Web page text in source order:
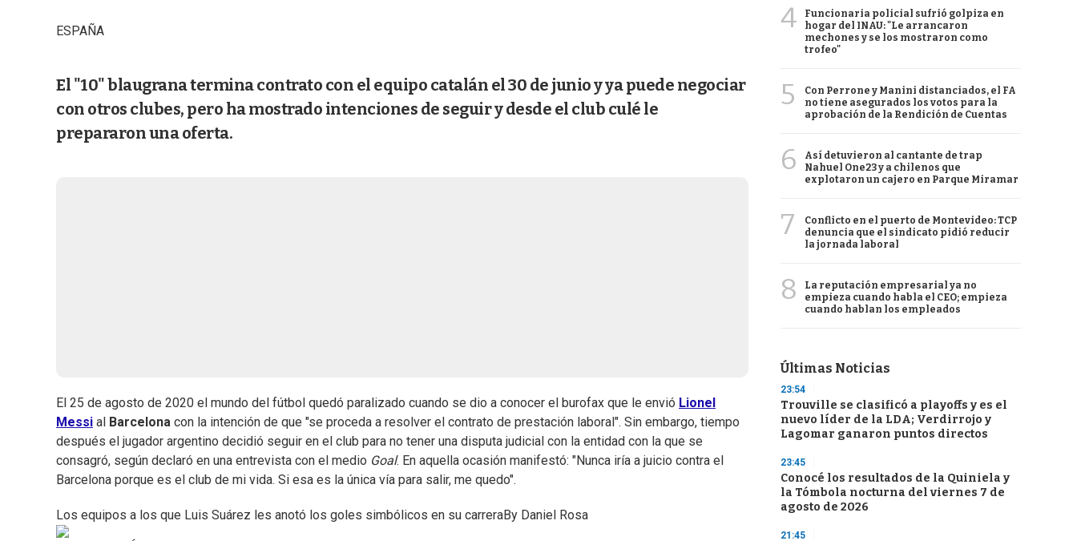
ESPAÑA
El "10" blaugrana termina contrato con el equipo catalán el 30 de junio y ya puede negociar
con otros clubes, pero ha mostrado intenciones de seguir y desde el club culé le
prepararon una oferta.
El 25 de agosto de 2020 el mundo del fútbol quedó paralizado cuando se dio a conocer el burofax que le envió Lionel
Messi al Barcelona con la intención de que "se proceda a resolver el contrato de prestación laboral". Sin embargo, tiempo
después el jugador argentino decidió seguir en el club para no tener una disputa judicial con la entidad con la que se
consagró, según declaró en una entrevista con el medio Goal. En aquella ocasión manifestó: "Nunca iría a juicio contra el
Barcelona porque es el club de mi vida. Si esa es la única vía para salir, me quedo".
Los equipos a los que Luis Suárez les anotó los goles simbólicos en su carreraBy Daniel Rosa
4
Funcionaria policial sufrió golpiza en
hogar del INAU: "Le arrancaron
mechones y se los mostraron como
trofeo"
5
Con Perrone y Manini distanciados, el FA
no tiene asegurados los votos para la
aprobación de la Rendición de Cuentas
6
Así detuvieron al cantante de trap
Nahuel One23 y a chilenos que
explotaron un cajero en Parque Miramar
7
Conflicto en el puerto de Montevideo: TCP
denuncia que el sindicato pidió reducir
la jornada laboral
8
La reputación empresarial ya no
empieza cuando habla el CEO; empieza
cuando hablan los empleados
Últimas Noticias
23:54
Trouville se clasificó a playoffs y es el
nuevo líder de la LDA; Verdirrojo y
Lagomar ganaron puntos directos
23:45
Conocé los resultados de la Quiniela y
la Tómbola nocturna del viernes 7 de
agosto de 2026
21:45